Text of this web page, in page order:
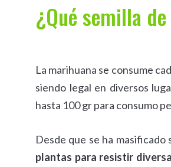
¿Qué semilla
La marihuana se consume
siendo legal en diversos
hasta 100 gr para consumo
Desde que se ha masificado
plantas para resistir